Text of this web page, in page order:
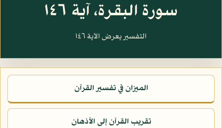
سورة البقرة، آية ١٤٦
التفسير يعرض الآية ١٤٦
الميزان في تفسير القرآن
تقريب القرآن إلى الأذهان